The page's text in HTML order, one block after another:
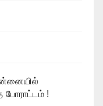
போராட்டம் !